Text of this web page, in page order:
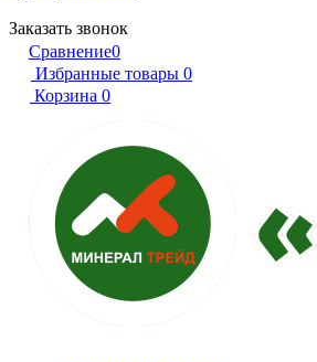
Заказать звонок
Сравнение0
Избранные товары 0
Корзина 0